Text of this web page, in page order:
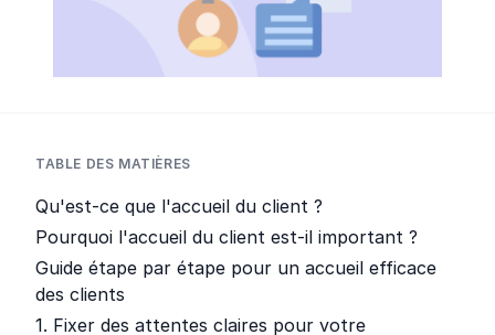
TABLE DES MATIÈRES
Qu'est-ce que l'accueil du client ?
Pourquoi l'accueil du client est-il important ?
Guide étape par étape pour un accueil efficace
des clients
1. Fixer des attentes claires pour votre